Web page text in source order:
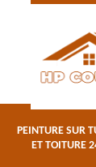
PEINTURE SUR
ET TOITURE